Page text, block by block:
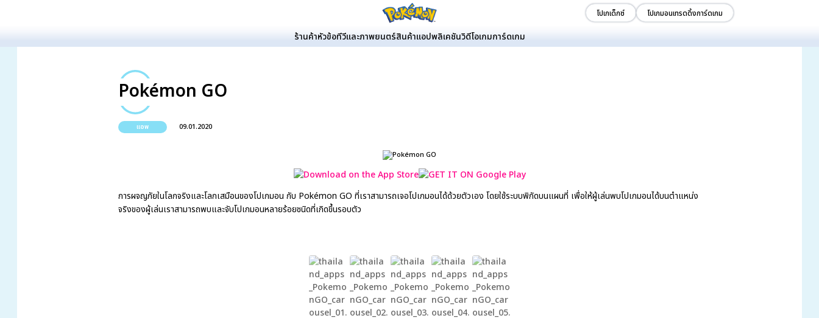
โปเกเด็กซ์ โปเกมอนเทรดดิ้งการ์ดเกม
ร้านค้าหัวข้อทีวีและภาพยนตร์สินค้าแอปพลิเคชันวิดีโอเกมการ์ดเกม
Pokémon GO
แอพ 09.01.2020
การผจญภัยในโลกจริงและโลกเสมือนของโปเกมอน กับ Pokémon GO ที่เราสามารถเจอโปเกมอนได้ด้วยตัวเอง โดยใช้ระบบพิกัดบนแผนที่ เพื่อให้ผู้เล่นพบโปเกมอนได้บนตำแหน่ง
จริงของผู้เล่นเราสามารถพบและจับโปเกมอนหลายร้อยชนิดที่เกิดขึ้นรอบตัว